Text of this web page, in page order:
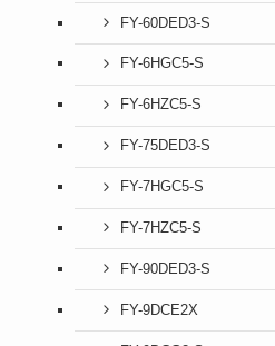
FY-60DED3-S
FY-6HGC5-S
FY-6HZC5-S
FY-75DED3-S
FY-7HGC5-S
FY-7HZC5-S
FY-90DED3-S
FY-9DCE2X